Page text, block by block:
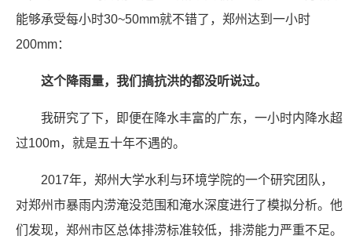
能够承受每小时30~50mm就不错了，郑州达到一小时
200mm：
这个降雨量，我们搞抗洪的都没听说过。
我研究了下，即便在降水丰富的广东，一小时内降水超
过100m，就是五十年不遇的。
2017年，郑州大学水利与环境学院的一个研究团队，
对郑州市暴雨内涝淹没范围和淹水深度进行了模拟分析。他
们发现，郑州市区总体排涝标准较低，排涝能力严重不足。